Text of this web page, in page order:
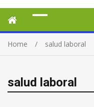
Home salud laboral
salud laboral